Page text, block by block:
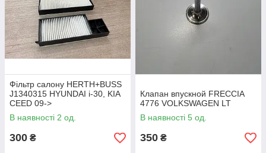
Фільтр салону HERTH+BUSS
J1340315 HYUNDAI i-30, KIA
CEED 09->
В наявності 2 од.
300 ₴
Клапан впускной FRECCIA
4776 VOLKSWAGEN LT
В наявності 5 од.
350 ₴